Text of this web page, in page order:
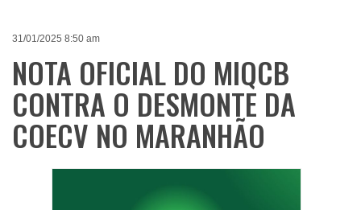
31/01/2025 8:50 am
NOTA OFICIAL DO MIQCB
CONTRA O DESMONTE DA
COECV NO MARANHÃO